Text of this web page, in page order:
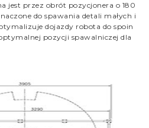
jest przez obrót pozycjonera o 180
do spawania detali małych i
dojazdy robota do spoin
pozycji spawalniczej dla